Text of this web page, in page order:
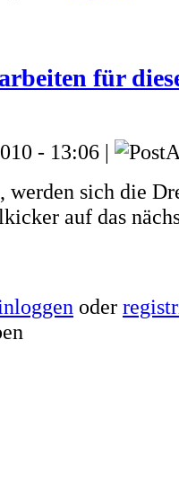
für
- 13:06 |
werden sich die
auf das
oder